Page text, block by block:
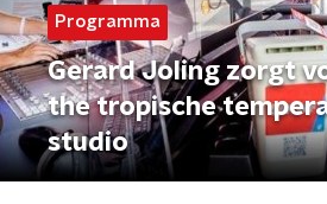
Programma
Gerard Joling zorgt
the tropische
studio